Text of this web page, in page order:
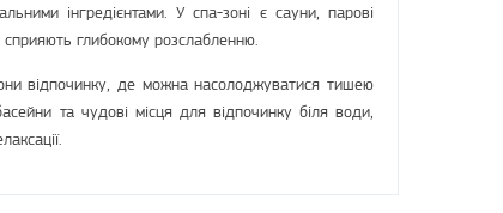
інгредієнтами. У спа-зоні є сауни, парові
глибокому розслабленню.
відпочинку, де можна насолоджуватися тишею
та чудові місця для відпочинку біля води,